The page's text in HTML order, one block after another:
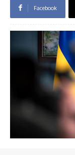
Facebook